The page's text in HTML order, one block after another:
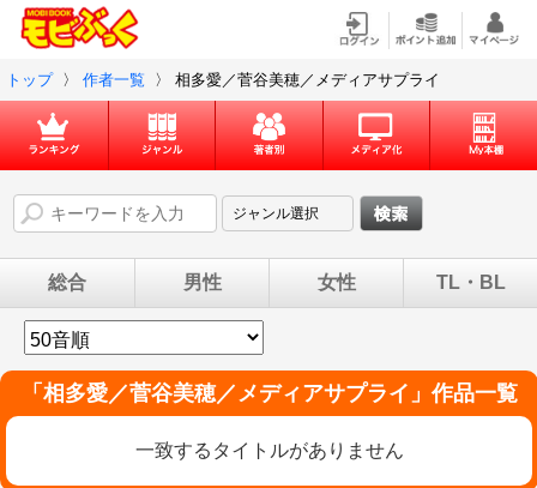
トップ 〉 作者一覧 〉 相多愛／菅谷美穂／メディアサプライ
総合 男性 女性 TL・BL
「 相多愛／菅谷美穂／メディアサプライ 」作品一覧
一致するタイトルがありません